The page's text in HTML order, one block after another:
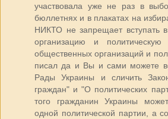
участвовала уже не раз в
бюллетнях и в плакатах на
НИКТО не запрещает вступать
организацию и
общественных организаций и
писал да и Вы и сами можете
Рады Украины и сличить
граждан" и "О политических
того гражданин Украины
одной политической партии, а